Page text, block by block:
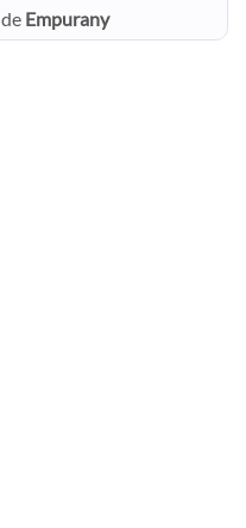
de Empurany